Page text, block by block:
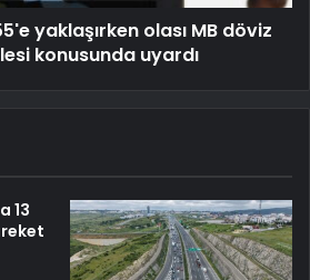
yaklaşırken olası MB döviz
konusunda uyardı
13